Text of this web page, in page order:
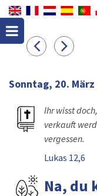
Sonntag, 20. März
Ihr wisst
verkauft
vergessen.
Lukas 12,6
Na, du